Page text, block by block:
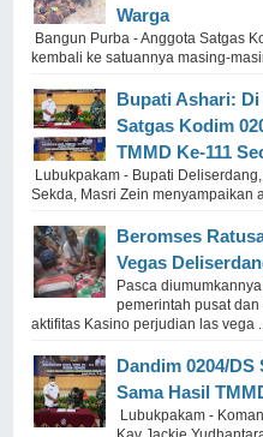
Warga
Bangun Purba - Anggota Satgas
kembali ke satuannya masing-
Bupati Ashari: Di
Satgas Kodim
TMMD Ke-111
Lubukpakam - Bupati
Sekda, Masri Zein menyampaikan
Beromses
Vegas
Pasca
pemerintah pusat
aktifitas Kasino perjudian las vega
Dandim 0204/
Sama Hasil
Lubukpakam -